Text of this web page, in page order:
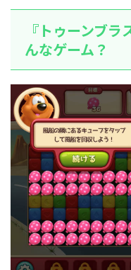
『トゥーンブ
んなゲーム？